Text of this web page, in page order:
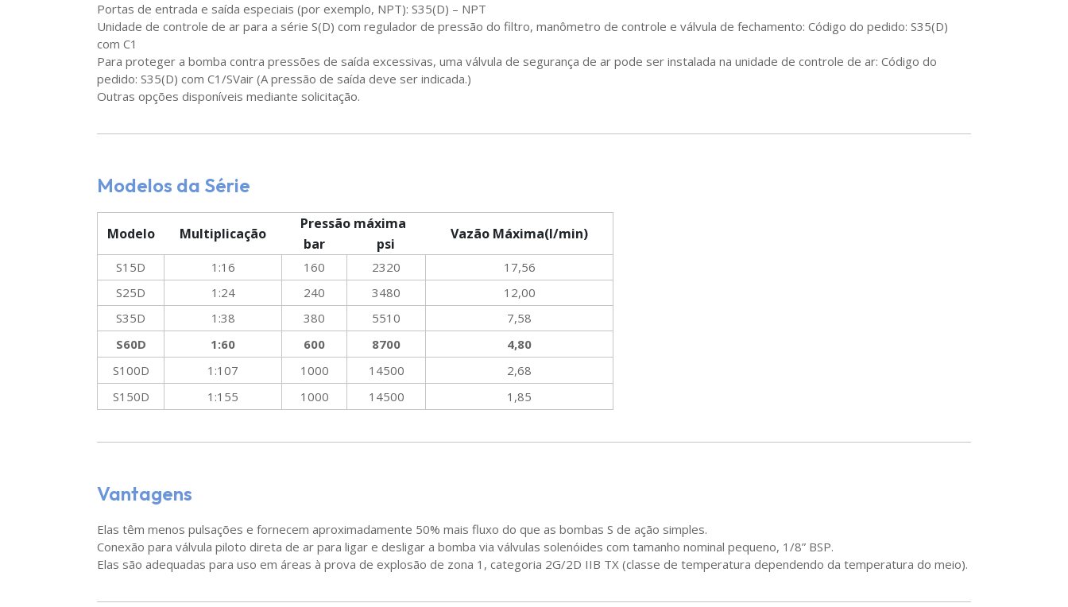
Portas de entrada e saída especiais (por exemplo, NPT): S35(D) – NPT
Unidade de controle de ar para a série S(D) com regulador de pressão do filtro, manômetro de controle e válvula de fechamento: Código do pedido: S35(D)
com C1
Para proteger a bomba contra pressões de saída excessivas, uma válvula de segurança de ar pode ser instalada na unidade de controle de ar: Código do
pedido: S35(D) com C1/SVair (A pressão de saída deve ser indicada.)
Outras opções disponíveis mediante solicitação.
Modelo Multiplicação
Pressão máxima
Vazão Máxima(l/min)
bar psi
S15D 1:16 160 2320
17,56
S25D
1:24 240 3480
12,00
S35D
1:38 380 5510
7,58
S60D
1:60 600 8700
4,80
S100D
1:107 1000 14500
2,68
S150D
1:155 1000 14500 1,85
Modelos da Série
Vantagens
Elas têm menos pulsações e fornecem aproximadamente 50% mais fluxo do que as bombas S de ação simples.
Conexão para válvula piloto direta de ar para ligar e desligar a bomba via válvulas solenóides com tamanho nominal pequeno, 1/8” BSP.
Elas são adequadas para uso em áreas à prova de explosão de zona 1, categoria 2G/2D IIB TX (classe de temperatura dependendo da temperatura do meio).